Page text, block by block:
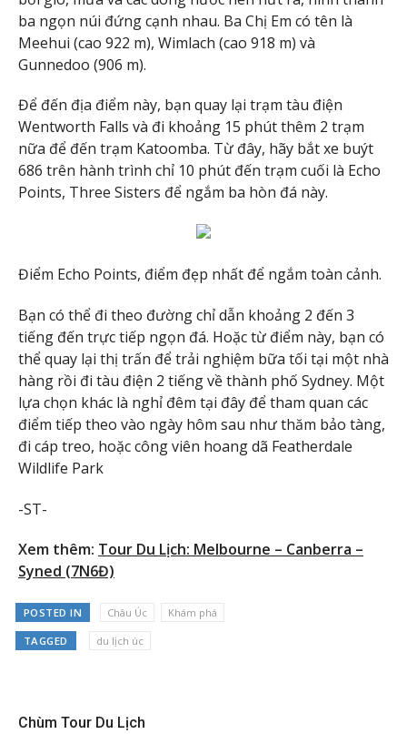
ba ngọn núi đứng cạnh nhau. Ba Chị Em có tên là
Meehui (cao 922 m), Wimlach (cao 918 m) và
Gunnedoo (906 m).
Để đến địa điểm này, bạn quay lại trạm tàu điện
Wentworth Falls và đi khoảng 15 phút thêm 2 trạm
nữa để đến trạm Katoomba. Từ đây, hãy bắt xe buýt
686 trên hành trình chỉ 10 phút đến trạm cuối là Echo
Points, Three Sisters để ngắm ba hòn đá này.
Điểm Echo Points, điểm đẹp nhất để ngắm toàn cảnh.
Bạn có thể đi theo đường chỉ dẫn khoảng 2 đến 3
tiếng đến trực tiếp ngọn đá. Hoặc từ điểm này, bạn có
thể quay lại thị trấn để trải nghiệm bữa tối tại một nhà
hàng rồi đi tàu điện 2 tiếng về thành phố Sydney. Một
lựa chọn khác là nghỉ đêm tại đây để tham quan các
điểm tiếp theo vào ngày hôm sau như thăm bảo tàng,
đi cáp treo, hoặc công viên hoang dã Featherdale
Wildlife Park
-ST-
Xem thêm: Tour Du Lịch: Melbourne – Canberra –
Syned (7N6Đ)
POSTED IN Châu Úc Khám phá
TAGGED du lịch úc
Chùm Tour Du Lịch